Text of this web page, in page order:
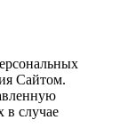
Сайтом.
случае